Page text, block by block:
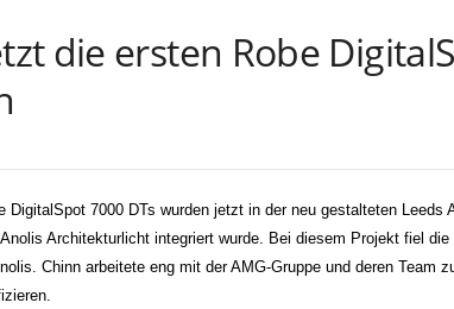
die ersten Robe
DigitalSpot 7000 DTs wurden jetzt in der neu gestalteten Leeds
Architekturlicht integriert wurde. Bei diesem Projekt fiel
Chinn arbeitete eng mit der AMG-Gruppe und deren Team